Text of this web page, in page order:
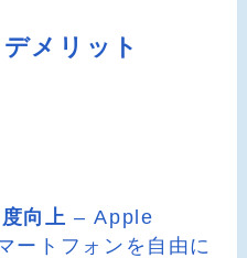
メリット
向上 – Apple
ートフォンを自由に